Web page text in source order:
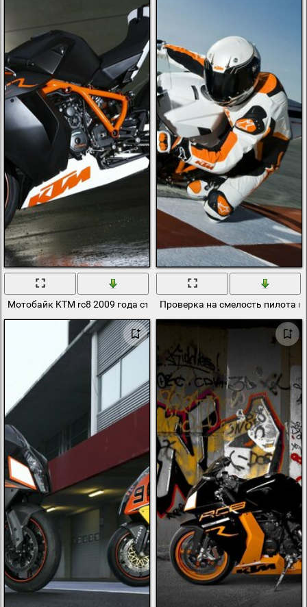
Мотобайк KTM rc8 2009 года стоит на фоне бетонной стены
Проверка на смелость пилота